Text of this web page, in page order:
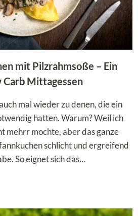
mit Pilzrahmsoße – Ein
Mittagessen
mal wieder zu denen, die ein
hatten. Warum? Weil ich
mehrr mochte, aber das ganze
schlicht und ergreifend
So eignet sich das…
–